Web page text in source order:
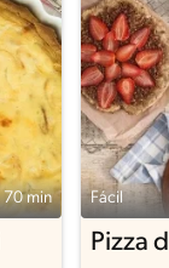
70 min Fácil
Pizza